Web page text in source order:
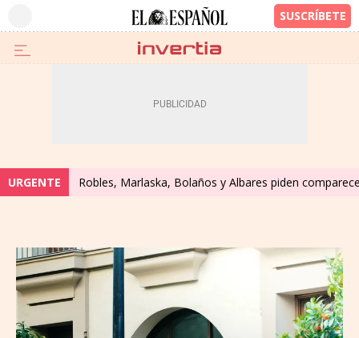
URGENTE Robles, Marlaska, Bolaños y Albares piden